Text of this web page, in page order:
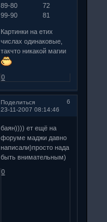
89-80 72
99-90 81
Картинки на етих
числах одинаковые,
такчто никакой магии
0
Поделиться
6
23-11-2007 08:14:46
баян)))) ет ещё на
форуме маджи давно
написали)просто нада
быть внимательным)
0